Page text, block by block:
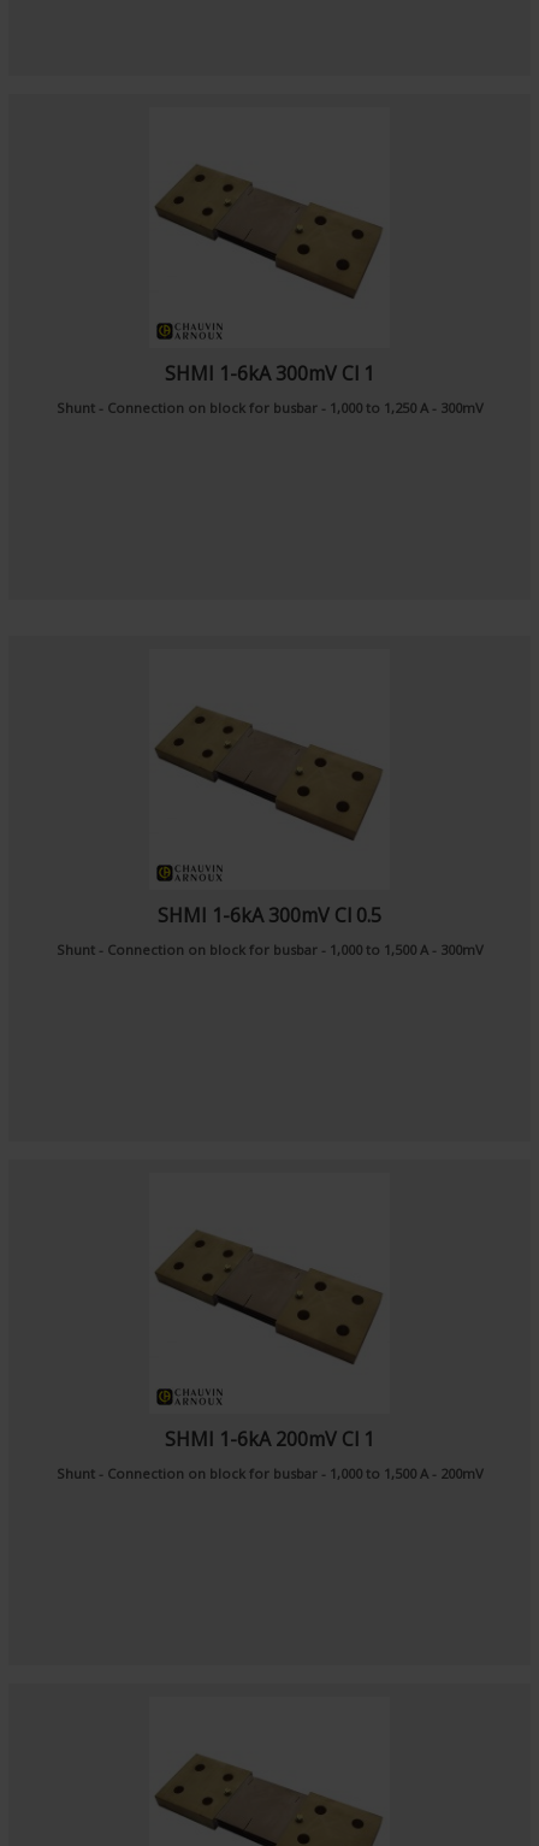
SHMI 1-6kA 300mV Cl 1
Shunt - Connection on block for busbar - 1,000 to 1,250 A - 300mV
SHMI 1-6kA 300mV Cl 0.5
Shunt - Connection on block for busbar - 1,000 to 1,500 A - 300mV
SHMI 1-6kA 200mV Cl 1
Shunt - Connection on block for busbar - 1,000 to 1,500 A - 200mV